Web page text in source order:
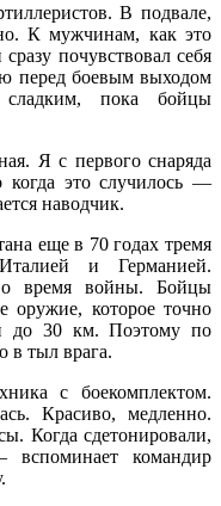
В подвале,
К мужчинам, как это
почувствовал себя
перед боевым выходом
пока бойцы
Я с первого снаряда
когда это случилось —
наводчик.
еще в 70 годах тремя
и Германией.
время войны. Бойцы
оружие, которое точно
до 30 км. Поэтому по
в тыл врага.
с боекомплектом.
Красиво, медленно.
Когда сдетонировали,
командир